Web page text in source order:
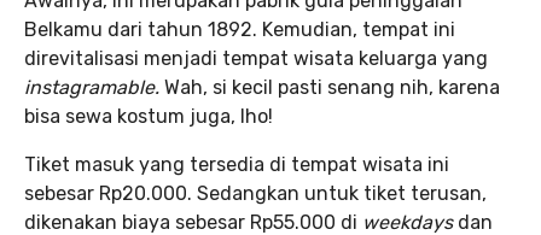
Belkamu dari tahun 1892. Kemudian, tempat ini
direvitalisasi menjadi tempat wisata keluarga yang
instagramable. Wah, si kecil pasti senang nih, karena
bisa sewa kostum juga, lho!
Tiket masuk yang tersedia di tempat wisata ini
sebesar Rp20.000. Sedangkan untuk tiket terusan,
dikenakan biaya sebesar Rp55.000 di weekdaysdan